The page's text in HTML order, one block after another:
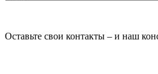
Оставьте свои контакты – и наш